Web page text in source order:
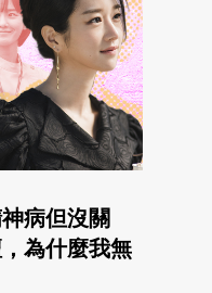
病但沒關
為什麼我無